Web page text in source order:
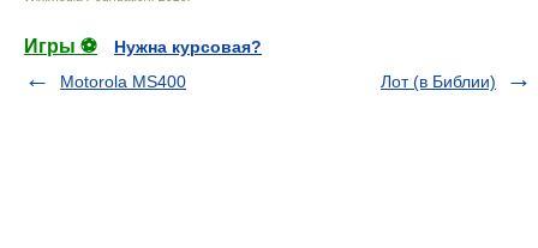
Игры ⚽
Нужна курсовая?
Motorola MS400
Лот (в Библии)